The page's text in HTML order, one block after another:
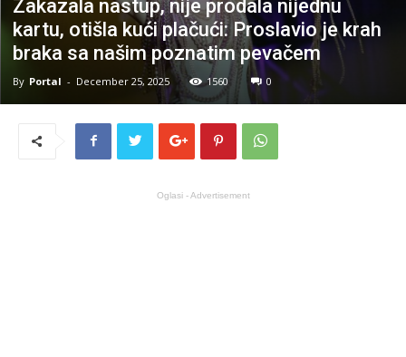
Zakazala nastup, nije prodala nijednu
kartu, otišla kući plačući: Proslavio je krah
braka sa našim poznatim pevačem
By Portal - December 25, 2025 1560 0
Oglasi - Advertisement